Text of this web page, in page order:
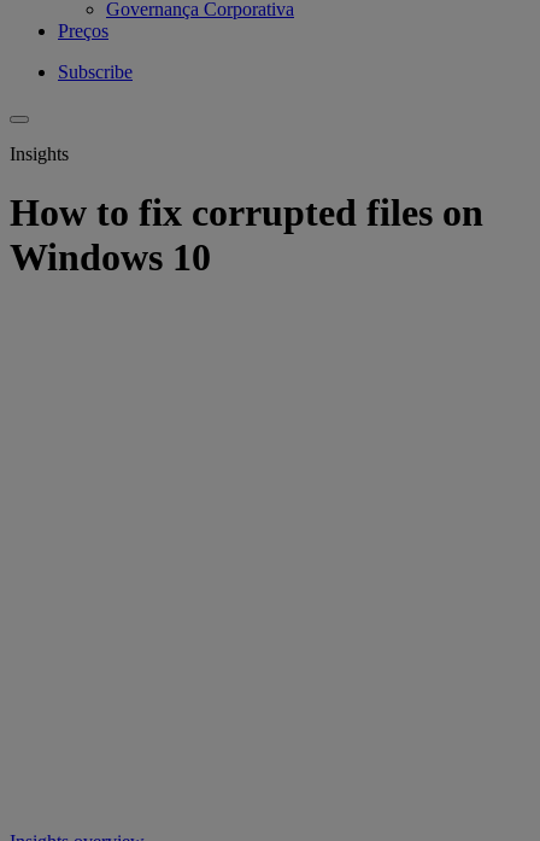
Governança Corporativa
Preços
Subscribe
Insights
How to fix corrupted files on
Windows 10